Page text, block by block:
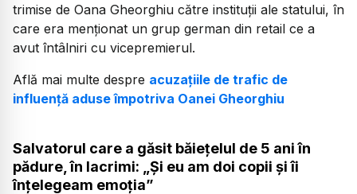
trimise de Oana Gheorghiu către instituții ale statului, în
care era menționat un grup german din retail ce a
avut întâlniri cu vicepremierul.
Află mai multe despre acuzațiile de trafic de
influență aduse împotriva Oanei Gheorghiu
Salvatorul care a găsit băiețelul de 5 ani în
pădure, în lacrimi: „Și eu am doi copii și îi
înțelegeam emoția”